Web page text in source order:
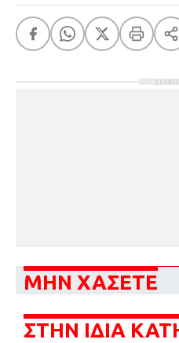
ΜΗΝ ΧΑΣΕΤΕ
ΣΤΗΝ ΙΔΙΑ